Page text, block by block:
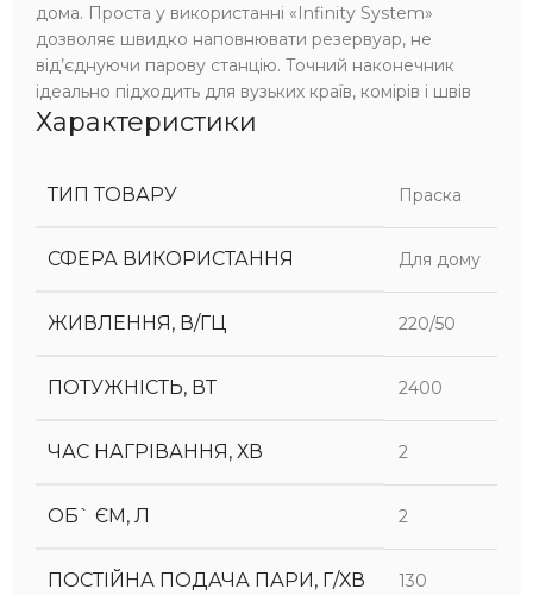
дома. Проста у використанні «Infinity System»
дозволяє швидко наповнювати резервуар, не
від’єднуючи парову станцію. Точний наконечник
ідеально підходить для вузьких країв, комірів і швів
Характеристики
ТИП ТОВАРУ Праска
СФЕРА ВИКОРИСТАННЯ Для дому
ЖИВЛЕННЯ, В/ГЦ 220/50
ПОТУЖНІСТЬ, ВТ 2400
ЧАС НАГРІВАННЯ, ХВ 2
ОБ` ЄМ, Л 2
ПОСТІЙНА ПОДАЧА ПАРИ, Г/ХВ 130